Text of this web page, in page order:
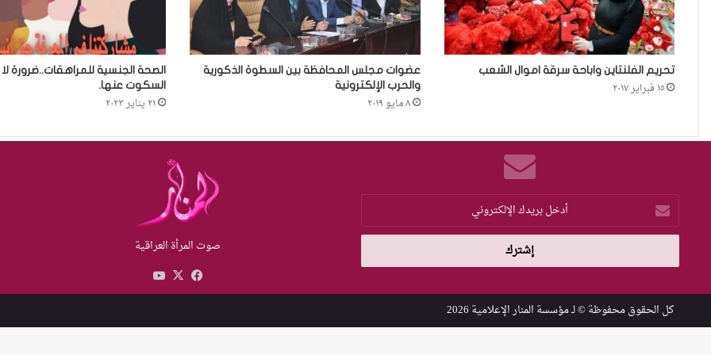
تحريم الفلنتاين واباحة سرقة اموال الشعب
١٥ فبراير ٢٠١٧
عضوات مجلس المحافظة بين السطوة الذكورية
والحرب الإلكترونية
٨ مايو ٢٠١٩
الصحة الجنسية للمراهقات..ضرورة
السكوت عنها.
٢١ يناير ٢٠٢٣
أدخل
بريدك
الإلكتروني
صوت المرأة العراقية
فيسبوك
X
كل الحقوق محفوظة © لـمؤسسة المنار الإعلامية